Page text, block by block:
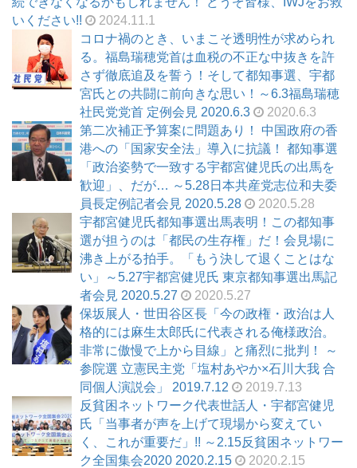
いください!!
2024.11.1
コロナ禍のとき、いまこそ透明性が求められ
る。福島瑞穂党首は血税の不正な中抜きを許
さず徹底追及を誓う！そして都知事選、宇都
宮氏との共闘に前向きな思い！～6.3福島瑞穂
社民党党首 定例会見 2020.6.3
2020.6.3
第二次補正予算案に問題あり！ 中国政府の香
港への「国家安全法」導入に抗議！ 都知事選
「政治姿勢で一致する宇都宮健児氏の出馬を
歓迎」、だが… ～5.28日本共産党志位和夫委
員長定例記者会見 2020.5.28
2020.5.28
宇都宮健児氏都知事選出馬表明！この都知事
選が担うのは「都民の生存権」だ！会見場に
沸き上がる拍手。「もう決して退くことはな
い」～5.27宇都宮健児氏 東京都知事選出馬記
者会見 2020.5.27
2020.5.27
保坂展人・世田谷区長「今の政権・政治は人
格的には麻生太郎氏に代表される俺様政治。
非常に傲慢で上から目線」と痛烈に批判！ ～
参院選 立憲民主党「塩村あやか×石川大我 合
同個人演説会」 2019.7.12
2019.7.13
反貧困ネットワーク代表世話人・宇都宮健児
氏「当事者が声を上げて現場から変えてい
く、これが重要だ」!! ～2.15反貧困ネットワー
ク全国集会2020 2020.2.15
2020.2.15